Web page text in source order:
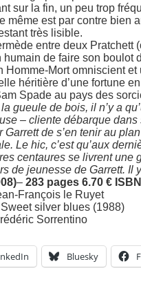
sur la fin, un peu trop
même est par contre
très lisible.
entre deux Pratchett
humain de faire son boulot
Homme-Mort omniscient
héritière d’une fortune
Spade au pays des
gueule de bois, il n’y a
– cliente débarque dans
Garrett de s’en tenir au
Le hic, c’est qu’aux
centaures se livrent une
de jeunesse de Garrett. Il
– 283 pages 6.70 €
François le Ruyet
Sweet silver blues (1988)
Sorrentino
Bluesky